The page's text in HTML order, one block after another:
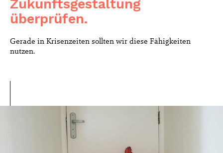
Zukunftsgestaltung
überprüfen.
Gerade in Krisenzeiten sollten wir diese Fähigkeiten
nutzen.